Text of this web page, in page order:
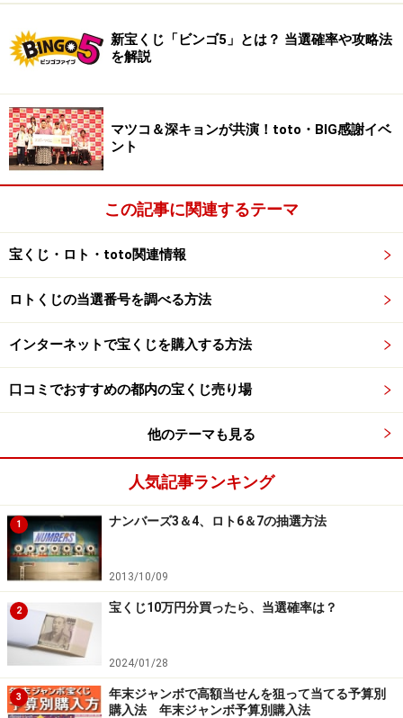
新宝くじ「ビンゴ5」とは？ 当選確率や攻略法
を解説
マツコ＆深キョンが共演！toto・BIG感謝イベ
ント
この記事に関連するテーマ
宝くじ・ロト・toto関連情報
ロトくじの当選番号を調べる方法
インターネットで宝くじを購入する方法
口コミでおすすめの都内の宝くじ売り場
他のテーマも見る
人気記事ランキング
1 ナンバーズ3＆4、ロト6＆7の抽選方法
2013/10/09
2 宝くじ10万円分買ったら、当選確率は？
2024/01/28
3
年末ジャンボで高額当せんを狙って当てる予算別
購入法 年末ジャンボ予算別購入法